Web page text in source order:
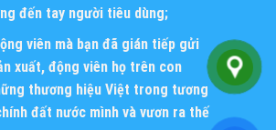
đến tay người tiêu dùng;
viên mà bạn đã gián tiếp gửi
xuất, động viên họ trên con
thương hiệu Việt trong tương
đất nước mình và vươn ra thế